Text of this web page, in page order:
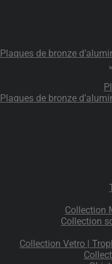
Plaques de bronze
Plaques de bronze
Collection
Collection
Collection Vetro |